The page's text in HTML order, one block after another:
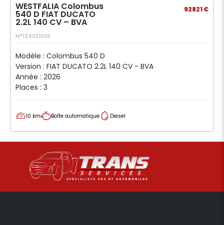
WESTFALIA Colombus
540 D FIAT DUCATO
2.2L 140 CV – BVA
92821 €
N°124031536
Modèle : Colombus 540 D
Version : FIAT DUCATO 2.2L 140 CV - BVA
Année : 2026
Places : 3
10 km Boîte automatique Diesel